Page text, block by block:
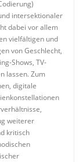
intersektionaler
dabei vor allem
vielfältigen und
von Geschlecht,
Shows, TV-
lassen. Zum
digitale
weiterer
kritisch